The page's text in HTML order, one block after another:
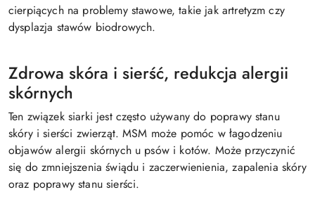
cierpiących na problemy stawowe, takie jak artretyzm czy
dysplazja stawów biodrowych.
Zdrowa skóra i sierść, redukcja alergii
skórnych
Ten związek siarki jest często używany do poprawy stanu
skóry i sierści zwierząt. MSM może pomóc w łagodzeniu
objawów alergii skórnych u psów i kotów. Może przyczynić
się do zmniejszenia świądu i zaczerwienienia, zapalenia skóry
oraz poprawy stanu sierści.